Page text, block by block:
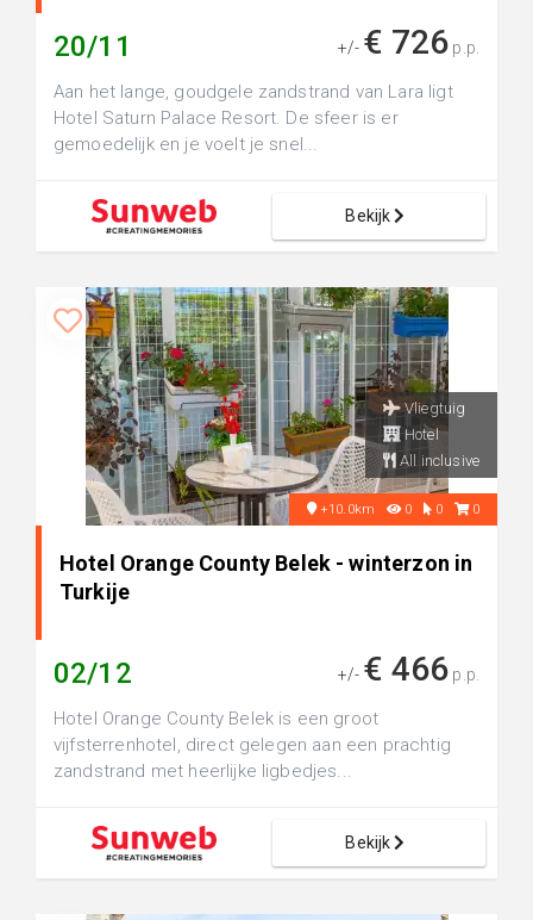
20/11 +/- € 726 p.p.
Aan het lange, goudgele zandstrand van Lara ligt
Hotel Saturn Palace Resort. De sfeer is er
gemoedelijk en je voelt je snel...
Bekijk
Vliegtuig
Hotel
All inclusive
+10.0km 0 0 0
Hotel Orange County Belek - winterzon in
Turkije
02/12 +/- € 466 p.p.
Hotel Orange County Belek is een groot
vijfsterrenhotel, direct gelegen aan een prachtig
zandstrand met heerlijke ligbedjes...
Bekijk